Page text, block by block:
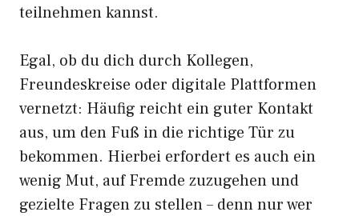
teilnehmen kannst.
Egal, ob du dich durch Kollegen,
Freundeskreise oder digitale Plattformen
vernetzt: Häufig reicht ein guter Kontakt
aus, um den Fuß in die richtige Tür zu
bekommen. Hierbei erfordert es auch ein
wenig Mut, auf Fremde zuzugehen und
gezielte Fragen zu stellen – denn nur wer